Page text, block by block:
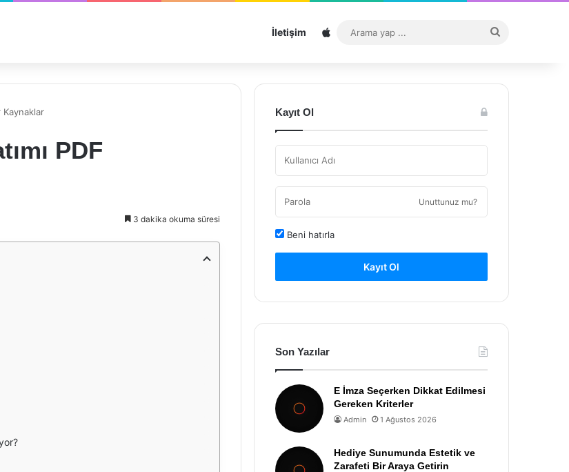
İletişim Sitemap
...
Kaynaklar
PDF
3 dakika okuma süresi
Kayıt Ol
Unuttunuz mu?
Beni hatırla
Kayıt Ol
Son Yazılar
E İmza Seçerken Dikkat Edilmesi
Gereken Kriterler
Admin 1 Ağustos 2026
Hediye Sunumunda Estetik ve
Zarafeti Bir Araya Getirin